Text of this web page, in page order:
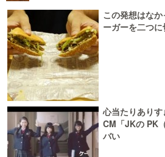
この発想はな
ーガーを二つ
心当たりあり
CM「JKの PK
バい